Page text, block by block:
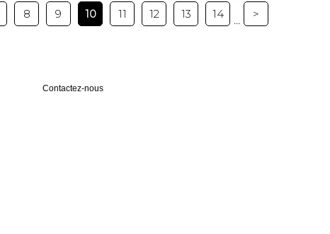
8 9 10 11 12 13 14
...
>
Contactez-nous